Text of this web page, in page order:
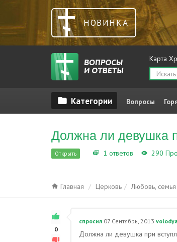
НОВИНКА
Карта
Вопросы
Должна ли девушка
Открыть 1 ответов 290
Главная Церковь Любовь,
0
спросил 07 Сентябрь, 2013
Должна ли девушка при